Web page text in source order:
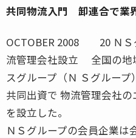
共同物流入門 卸連合で業
OCTOBER 2008 20 Ｎ
流管理会社設立 全国の地
スグループ（Ｎ Ｓグルー
共同出資で 物流管理会社の
を設立した。
ＮＳグループの会員企業は